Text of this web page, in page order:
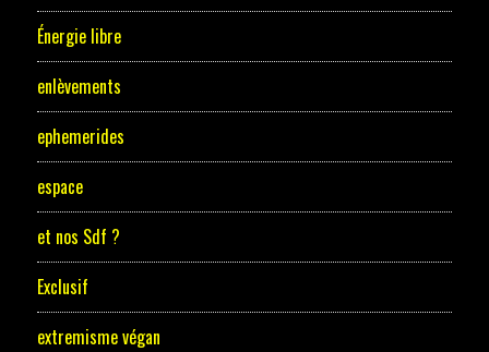
Énergie libre
enlèvements
ephemerides
espace
et nos Sdf ?
Exclusif
extremisme végan